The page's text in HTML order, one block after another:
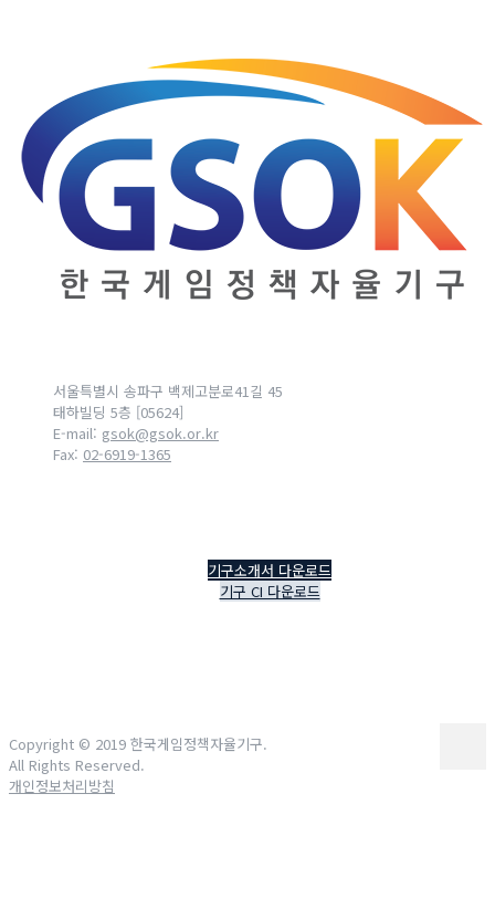
서울특별시 송파구 백제고분로41길 45
태하빌딩 5층 [05624]
E-mail: gsok@gsok.or.kr
Fax: 02-6919-1365
기구소개서 다운로드
기구 CI 다운로드
Copyright © 2019 한국게임정책자율기구.
All Rights Reserved.
개인정보처리방침